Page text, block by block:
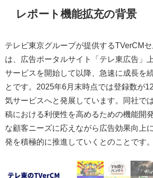
レポート機能拡充の背景
テレビ東京グループが提供するTVerCM
は、広告ポータルサイト「テレ東広告」
サービスを開始して以降、急速に成長を
とです。2025年6月末時点では登録数が
気サービスへと発展しています。同社で
稿における利便性を高めるための機能開
な顧客ニーズに応えながら広告効果向上
発を積極的に推進していくとのことです。